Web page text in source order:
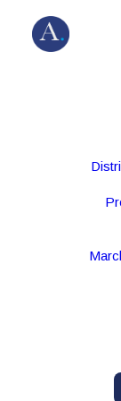
firmes,